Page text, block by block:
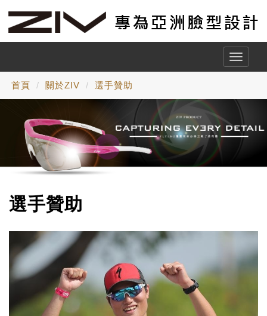
Toggle
首頁 關於ZIV 選手贊助
選手贊助